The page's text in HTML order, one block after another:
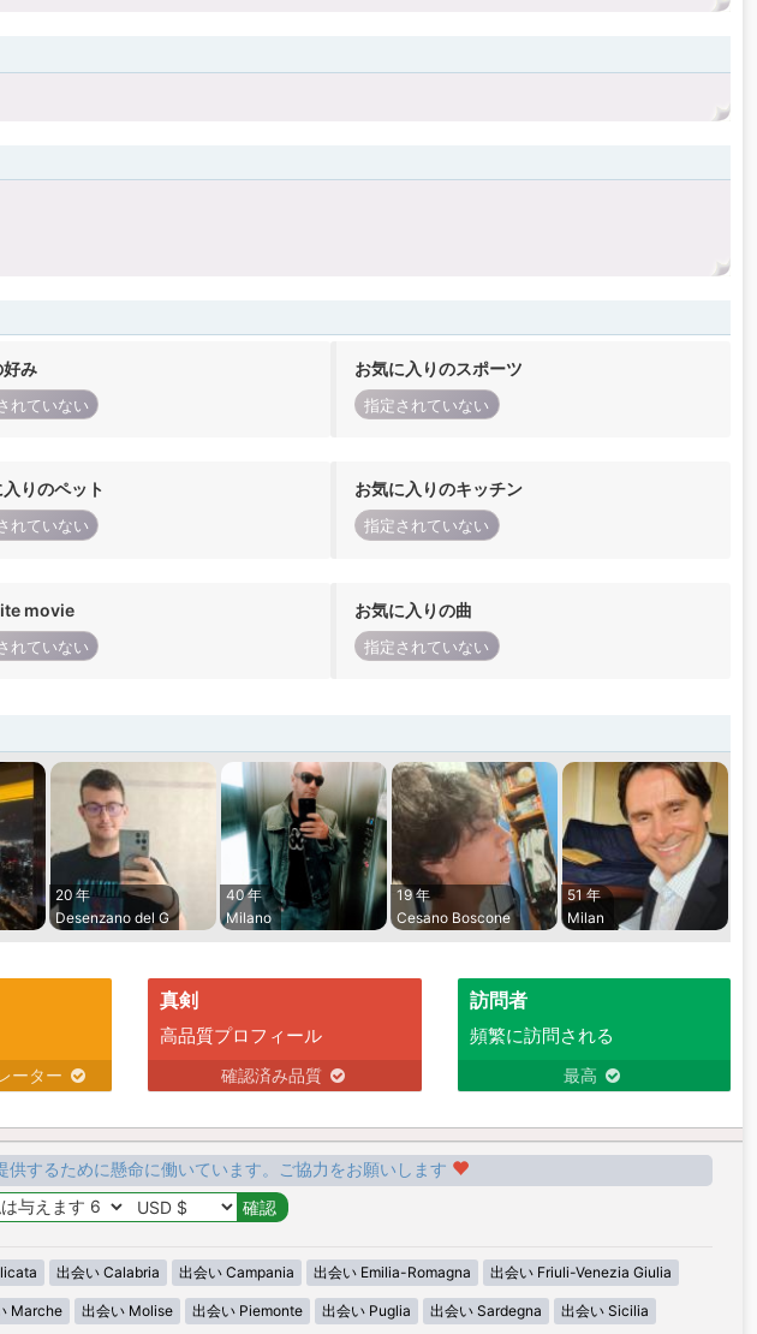
好み
れていない
お気に入りのスポーツ
指定されていない
りのペット
れていない
お気に入りのキッチン
指定されていない
movie
れていない
お気に入りの曲
指定されていない
20 年
Desenzano del G
40 年
Milano
19 年
Cesano Boscone
51 年
Milan
ーター
真剣
高品質プロフィール
確認済み品質
訪問者
頻繁に訪問される
最高
供するために懸命に働いています。ご協力をお願いします
出会い Calabria 出会い Campania 出会い Emilia-Romagna 出会い Friuli-Venezia Giulia
Marche 出会い Molise 出会い Piemonte 出会い Puglia 出会い Sardegna 出会い Sicilia